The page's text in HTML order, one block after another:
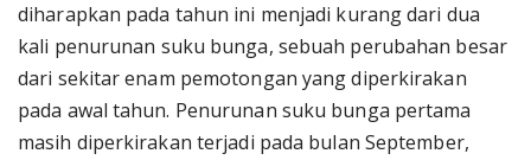
diharapkan pada tahun ini menjadi kurang dari dua
kali penurunan suku bunga, sebuah perubahan besar
dari sekitar enam pemotongan yang diperkirakan
pada awal tahun. Penurunan suku bunga pertama
masih diperkirakan terjadi pada bulan September,